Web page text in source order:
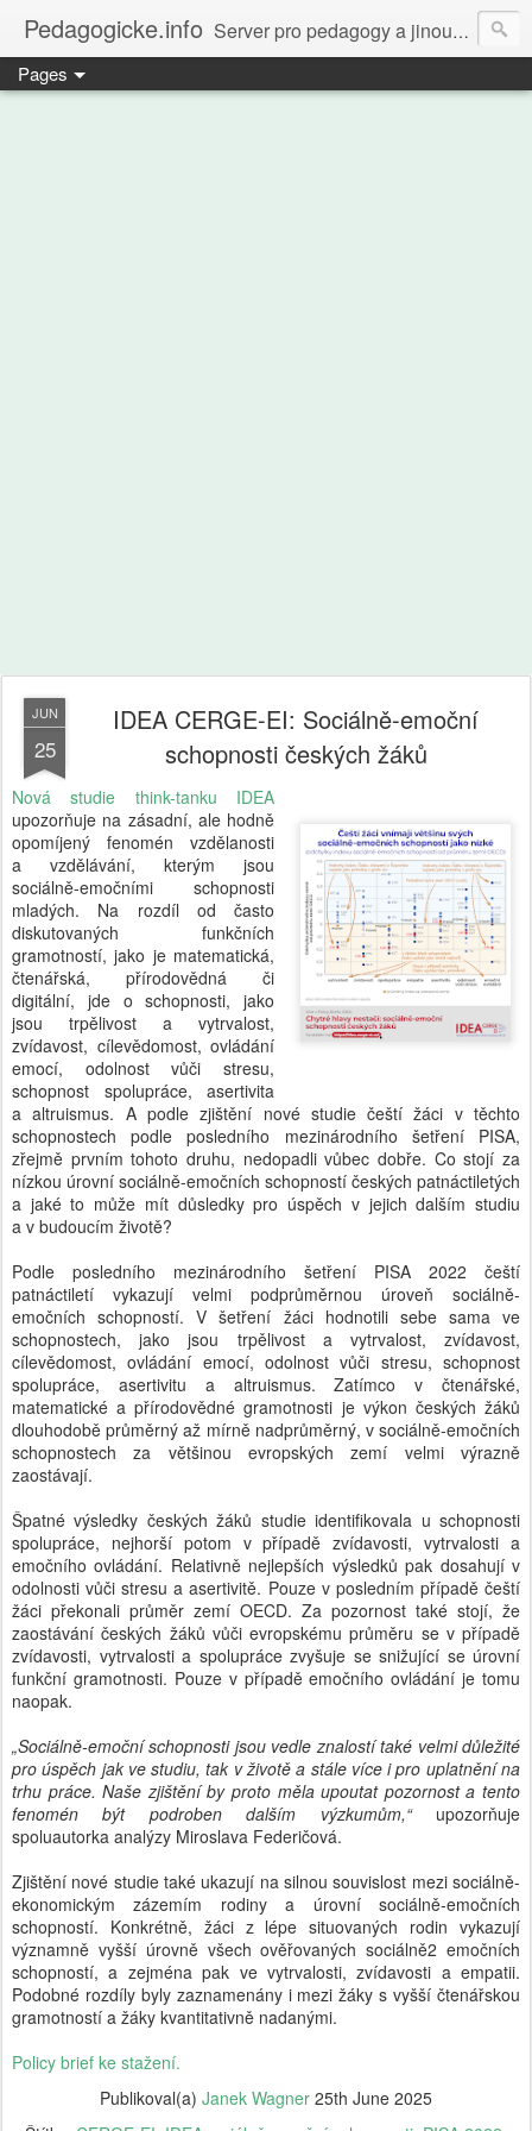
Pedagogicke.info Server pro pedagogy a jinou zvířenu
Pages
JUN
25
IDEA CERGE-EI: Sociálně-emoční
schopnosti českých žáků
Nová studie think-tanku IDEA
upozorňuje na zásadní, ale hodně
opomíjený fenomén vzdělanosti
a vzdělávání, kterým jsou
sociálně-emočními schopnosti
mladých. Na rozdíl od často
diskutovaných funkčních
gramotností, jako je matematická,
čtenářská, přírodovědná či
digitální, jde o schopnosti, jako
jsou trpělivost a vytrvalost,
zvídavost, cílevědomost, ovládání
emocí, odolnost vůči stresu,
schopnost spolupráce, asertivita
a altruismus. A podle zjištění nové studie čeští žáci v těchto
schopnostech podle posledního mezinárodního šetření PISA,
zřejmě prvním tohoto druhu, nedopadli vůbec dobře. Co stojí za
nízkou úrovní sociálně-emočních schopností českých patnáctiletých
a jaké to může mít důsledky pro úspěch v jejich dalším studiu
a v budoucím životě?
Podle posledního mezinárodního šetření PISA 2022 čeští
patnáctiletí vykazují velmi podprůměrnou úroveň sociálně-
emočních schopností. V šetření žáci hodnotili sebe sama ve
schopnostech, jako jsou trpělivost a vytrvalost, zvídavost,
cílevědomost, ovládání emocí, odolnost vůči stresu, schopnost
spolupráce, asertivitu a altruismus. Zatímco v čtenářské,
matematické a přírodovědné gramotnosti je výkon českých žáků
dlouhodobě průměrný až mírně nadprůměrný, v sociálně-emočních
schopnostech za většinou evropských zemí velmi výrazně
zaostávají.
Špatné výsledky českých žáků studie identifikovala u schopnosti
spolupráce, nejhorší potom v případě zvídavosti, vytrvalosti a
emočního ovládání. Relativně nejlepších výsledků pak dosahují v
odolnosti vůči stresu a asertivitě. Pouze v posledním případě čeští
žáci překonali průměr zemí OECD. Za pozornost také stojí, že
zaostávání českých žáků vůči evropskému průměru se v případě
zvídavosti, vytrvalosti a spolupráce zvyšuje se snižující se úrovní
funkční gramotnosti. Pouze v případě emočního ovládání je tomu
naopak.
„Sociálně-emoční schopnosti jsou vedle znalostí také velmi důležité
pro úspěch jak ve studiu, tak v životě a stále více i pro uplatnění na
trhu práce. Naše zjištění by proto měla upoutat pozornost a tento
fenomén být podroben dalším výzkumům,“upozorňuje
spoluautorka analýzy Miroslava Federičová.
Zjištění nové studie také ukazují na silnou souvislost mezi sociálně-
ekonomickým zázemím rodiny a úrovní sociálně-emočních
schopností. Konkrétně, žáci z lépe situovaných rodin vykazují
významně vyšší úrovně všech ověřovaných sociálně2 emočních
schopností, a zejména pak ve vytrvalosti, zvídavosti a empatii.
Podobné rozdíly byly zaznamenány i mezi žáky s vyšší čtenářskou
gramotností a žáky kvantitativně nadanými.
Policy brief ke stažení.
Publikoval(a) Janek Wagner 25th June 2025